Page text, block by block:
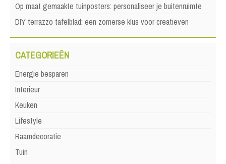
Op maat gemaakte tuinposters: personaliseer je buitenruimte
DIY terrazzo tafelblad: een zomerse klus voor creatieven
CATEGORIEËN
Energie besparen
Interieur
Keuken
Lifestyle
Raamdecoratie
Tuin